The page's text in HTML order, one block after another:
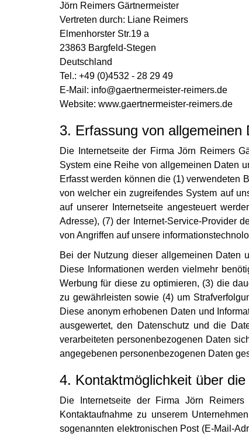
Jörn Reimers Gärtnermeister
Vertreten durch: Liane Reimers
Elmenhorster Str.19 a
23863 Bargfeld-Stegen
Deutschland
Tel.: +49 (0)4532 - 28 29 49
E-Mail: info@gaertnermeister-reimers.de
Website: www.gaertnermeister-reimers.de
3. Erfassung von allgemeinen
Die Internetseite der Firma Jörn Reimers
System eine Reihe von allgemeinen Daten
Erfasst werden können die (1) verwendeten
von welcher ein zugreifendes System auf
auf unserer Internetseite angesteuert
Adresse), (7) der Internet-Service-Provider
von Angriffen auf unsere
Bei der Nutzung dieser allgemeinen Daten
Diese Informationen werden vielmehr
Werbung für diese zu optimieren, (3) die
zu gewährleisten sowie (4) um
Diese anonym erhobenen Daten und
ausgewertet, den Datenschutz und die
verarbeiteten personenbezogenen Daten
angegebenen personenbezogenen Daten
4. Kontaktmöglichkeit über
Die Internetseite der Firma Jörn
Kontaktaufnahme zu unserem
sogenannten elektronischen Post (E-Mail-